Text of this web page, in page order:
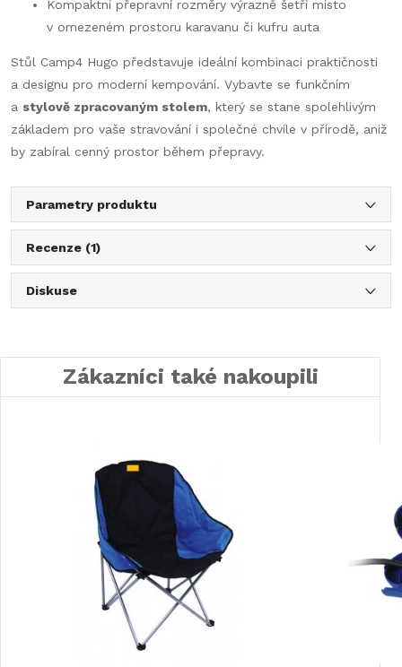
Kompaktní přepravní rozměry výrazně šetří místo
v omezeném prostoru karavanu či kufru auta
Stůl Camp4 Hugo představuje ideální kombinaci praktičnosti
a designu pro moderní kempování. Vybavte se funkčním
a stylově zpracovaným stolem, který se stane spolehlivým
základem pro vaše stravování i společné chvíle v přírodě, aniž
by zabíral cenný prostor během přepravy.
Parametry produktu
Recenze (1)
Diskuse
Zákazníci také nakoupili